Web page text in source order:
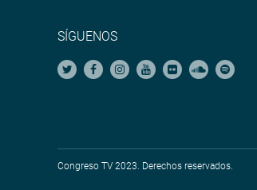
SÍGUENOS
Congreso TV 2023. Derechos reservados.